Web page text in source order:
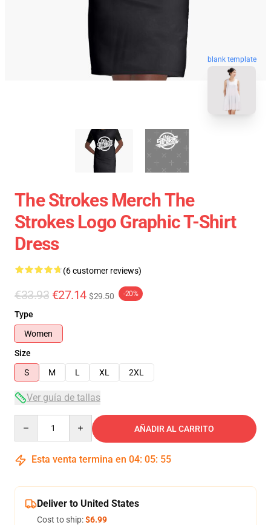
blank template
The Strokes Merch The
Strokes Logo Graphic T-Shirt
Dress
(6 customer reviews)
€33.93 €27.14 $29.50 -20%
Type
Women
Size
S
M L XL 2XL
Ver guía de tallas
AÑADIR AL CARRITO
Esta venta termina en 04: 05: 54
Deliver to United States
Cost to ship:$6.99